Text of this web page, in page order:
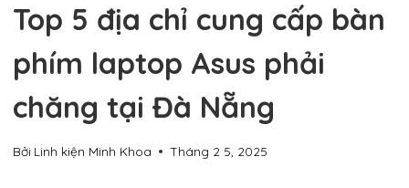
Top 5 địa chỉ cung cấp bàn
phím laptop Asus phải
chăng tại Đà Nẵng
Bởi Linh kiện Minh Khoa Tháng 2 5, 2025